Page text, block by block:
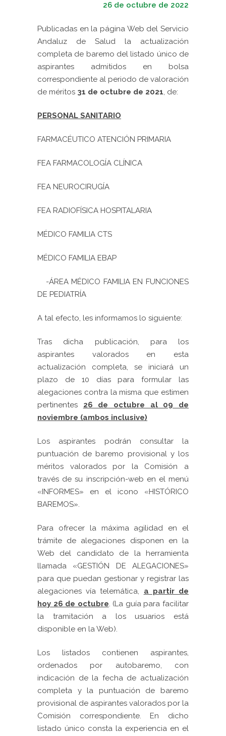
26 de octubre de 2022
Publicadas en la página Web del Servicio
Andaluz de Salud la actualización
completa de baremo del listado único de
aspirantes admitidos en bolsa
correspondiente al periodo de valoración
de méritos 31 de octubre de 2021, de:
PERSONAL SANITARIO
FARMACÉUTICO ATENCIÓN PRIMARIA
FEA FARMACOLOGÍA CLÍNICA
FEA NEUROCIRUGÍA
FEA RADIOFÍSICA HOSPITALARIA
MÉDICO FAMILIA CTS
MÉDICO FAMILIA EBAP
-ÁREA MÉDICO FAMILIA EN FUNCIONES
DE PEDIATRÍA
A tal efecto, les informamos lo siguiente:
Tras dicha publicación, para los
aspirantes valorados en esta
actualización completa, se iniciará un
plazo de 10 días para formular las
alegaciones contra la misma que estimen
pertinentes 26 de octubre al 09 de
noviembre (ambos inclusive)
Los aspirantes podrán consultar la
puntuación de baremo provisional y los
méritos valorados por la Comisión a
través de su inscripción-web en el menú
«INFORMES» en el icono «HISTÓRICO
BAREMOS».
Para ofrecer la máxima agilidad en el
trámite de alegaciones disponen en la
Web del candidato de la herramienta
llamada «GESTIÓN DE ALEGACIONES»
para que puedan gestionar y registrar las
alegaciones vía telemática, a partir de
hoy 26 de octubre. (La guía para facilitar
la tramitación a los usuarios está
disponible en la Web).
Los listados contienen aspirantes,
ordenados por autobaremo, con
indicación de la fecha de actualización
completa y la puntuación de baremo
provisional de aspirantes valorados por la
Comisión correspondiente. En dicho
listado único consta la experiencia en el